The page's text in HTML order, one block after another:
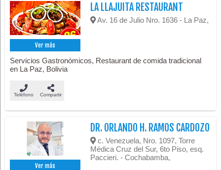
Ver más
LA LLAJUITA RESTAURANT
Av. 16 de Julio Nro. 1636 - La Paz,
Servicios Gastronómicos, Restaurant de comida tradicional
en La Paz, Bolivia
Teléfono Compartir
Ver más
DR. ORLANDO H. RAMOS CARDOZO
c. Venezuela, Nro. 1097, Torre
Médica Cruz del Sur, 6to Piso, esq.
Paccieri. - Cochabamba,